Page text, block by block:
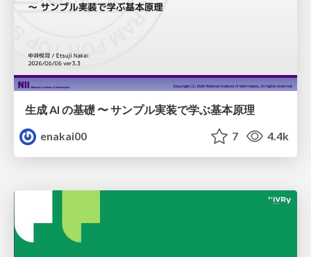
生成 AI の基礎 〜 サンプル実装で学ぶ基本原理
enakai00
7 4.4k